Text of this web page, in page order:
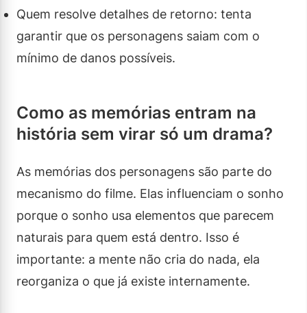
Quem resolve detalhes de retorno: tenta
garantir que os personagens saiam com o
mínimo de danos possíveis.
Como as memórias entram na
história sem virar só um drama?
As memórias dos personagens são parte do
mecanismo do filme. Elas influenciam o sonho
porque o sonho usa elementos que parecem
naturais para quem está dentro. Isso é
importante: a mente não cria do nada, ela
reorganiza o que já existe internamente.